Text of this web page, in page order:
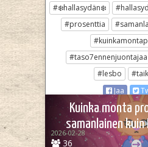
#❄️hallasydän❄️
#prosenttia
#taso7ennenjuontajaa
#lesbo
Jaa
Kuinka monta
samanlainen kuin
36
2026-02-28